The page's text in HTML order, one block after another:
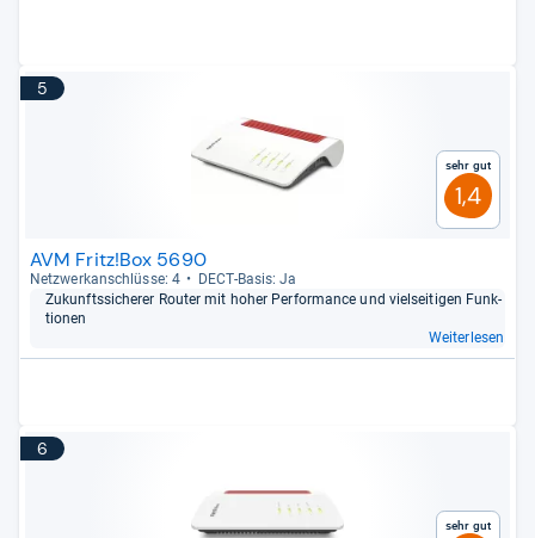
5
Sehr gut
1,4
AVM Fritz!Box 5690
Netz­werk­an­schlüsse: 4
DECT-​Basis: Ja
Zukunfts­si­che­rer Rou­ter mit hoher Per­for­mance und viel­sei­ti­gen Funk­
tio­nen
Weiterlesen
6
Sehr gut